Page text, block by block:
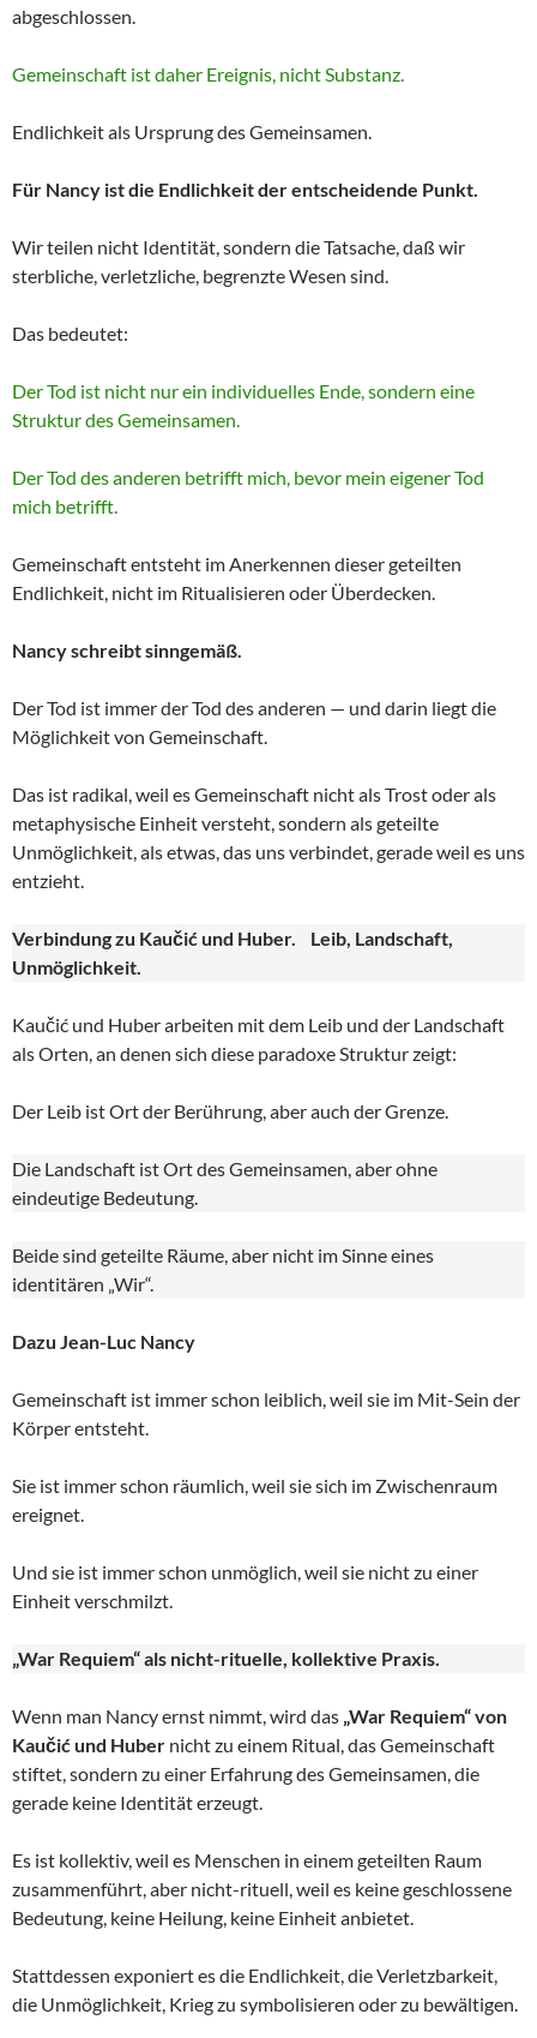
abgeschlossen.
Gemeinschaft ist daher Ereignis, nicht Substanz.
Endlichkeit als Ursprung des Gemeinsamen.
Für Nancy ist die Endlichkeit der entscheidende Punkt.
Wir teilen nicht Identität, sondern die Tatsache, daß wir
sterbliche, verletzliche, begrenzte Wesen sind.
Das bedeutet:
Der Tod ist nicht nur ein individuelles Ende, sondern eine
Struktur des Gemeinsamen.
Der Tod des anderen betrifft mich, bevor mein eigener Tod
mich betrifft.
Gemeinschaft entsteht im Anerkennen dieser geteilten
Endlichkeit, nicht im Ritualisieren oder Überdecken.
Nancy schreibt sinngemäß.
Der Tod ist immer der Tod des anderen — und darin liegt die
Möglichkeit von Gemeinschaft.
Das ist radikal, weil es Gemeinschaft nicht als Trost oder als
metaphysische Einheit versteht, sondern als geteilte
Unmöglichkeit, als etwas, das uns verbindet, gerade weil es uns
entzieht.
Verbindung zu Kaučić und Huber. Leib, Landschaft,
Unmöglichkeit.
Kaučić und Huber arbeiten mit dem Leib und der Landschaft
als Orten, an denen sich diese paradoxe Struktur zeigt:
Der Leib ist Ort der Berührung, aber auch der Grenze.
Die Landschaft ist Ort des Gemeinsamen, aber ohne
eindeutige Bedeutung.
Beide sind geteilte Räume, aber nicht im Sinne eines
identitären „Wir“.
Dazu Jean-Luc Nancy
Gemeinschaft ist immer schon leiblich, weil sie im Mit-Sein der
Körper entsteht.
Sie ist immer schon räumlich, weil sie sich im Zwischenraum
ereignet.
Und sie ist immer schon unmöglich, weil sie nicht zu einer
Einheit verschmilzt.
„War Requiem“ als nicht-rituelle, kollektive Praxis.
Wenn man Nancy ernst nimmt, wird das „War Requiem“ von
Kaučić und Huber nicht zu einem Ritual, das Gemeinschaft
stiftet, sondern zu einer Erfahrung des Gemeinsamen, die
gerade keine Identität erzeugt.
Es ist kollektiv, weil es Menschen in einem geteilten Raum
zusammenführt, aber nicht-rituell, weil es keine geschlossene
Bedeutung, keine Heilung, keine Einheit anbietet.
Stattdessen exponiert es die Endlichkeit, die Verletzbarkeit,
die Unmöglichkeit, Krieg zu symbolisieren oder zu bewältigen.